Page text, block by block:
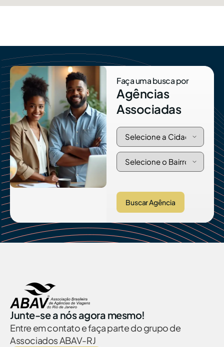
Faça uma busca por
Agências
Associadas
Buscar Agência
Junte-se a nós agora mesmo!
Entre em contato e faça parte do grupo de
Associados ABAV-RJ